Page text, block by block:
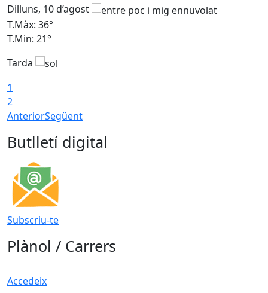
Dilluns, 10 d’agost
T.Màx: 36°
T.Min: 21°
Tarda
1
2
AnteriorSegüent
Butlletí digital
Subscriu-te
Plànol / Carrers
Accedeix